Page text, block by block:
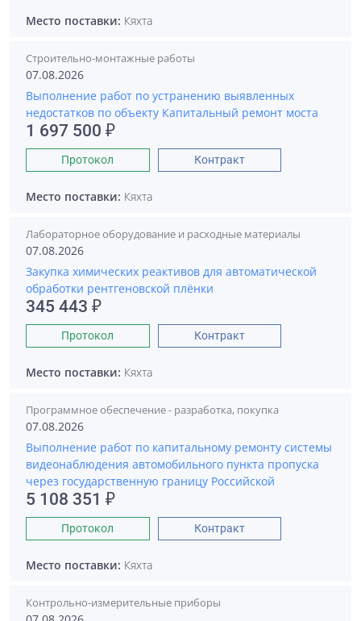
Место поставки: Кяхта
Строительно-монтажные работы
07.08.2026
Выполнение работ по устранению выявленных
недостатков по объекту Капитальный ремонт моста
1 697 500 ₽
Протокол Контракт
Место поставки: Кяхта
Лабораторное оборудование и расходные материалы
07.08.2026
Закупка химических реактивов для автоматической
обработки рентгеновской плёнки
345 443 ₽
Протокол Контракт
Место поставки: Кяхта
Программное обеспечение - разработка, покупка
07.08.2026
Выполнение работ по капитальному ремонту системы
видеонаблюдения автомобильного пункта пропуска
через государственную границу Российской
5 108 351 ₽
Протокол Контракт
Место поставки: Кяхта
Контрольно-измерительные приборы